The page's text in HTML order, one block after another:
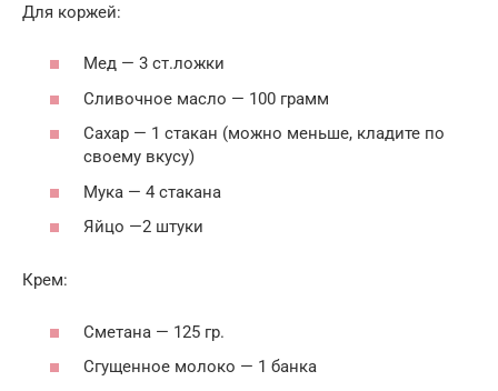
Для коржей:
Мед — 3 ст.ложки
Сливочное масло — 100 грамм
Сахар — 1 стакан (можно меньше, кладите по
своему вкусу)
Мука — 4 стакана
Яйцо —2 штуки
Крем:
Сметана — 125 гр.
Сгущенное молоко — 1 банка